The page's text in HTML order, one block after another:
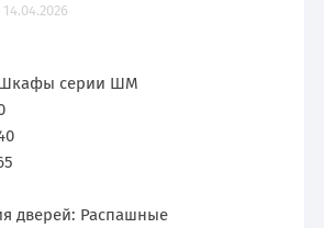
серии ШМ
дверей: Распашные